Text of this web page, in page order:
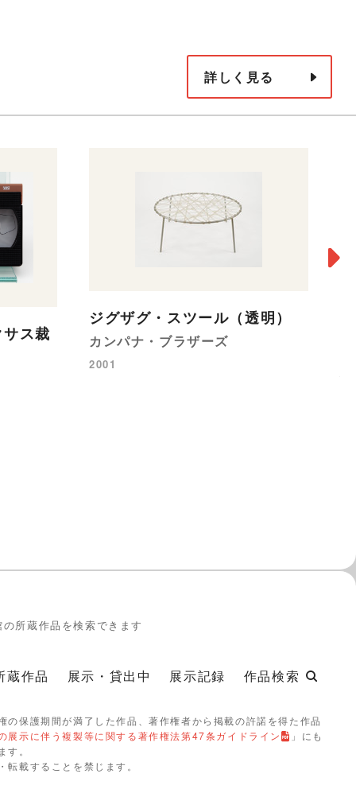
詳しく見る
ス裁
ジグザグ・スツール（透明）
カンパナ・ブラザーズ
2001
所蔵作品を検索できます
蔵作品 展示・貸出中 展示記録 作品検索
保護期間が満了した作品、著作権者から掲載の許諾を得た作品
展示に伴う複製等に関する著作権法第47条ガイドライン
」にも
。
載することを禁じます。